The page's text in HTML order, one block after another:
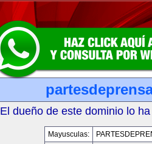
El dueño de este dominio lo
Mayusculas: